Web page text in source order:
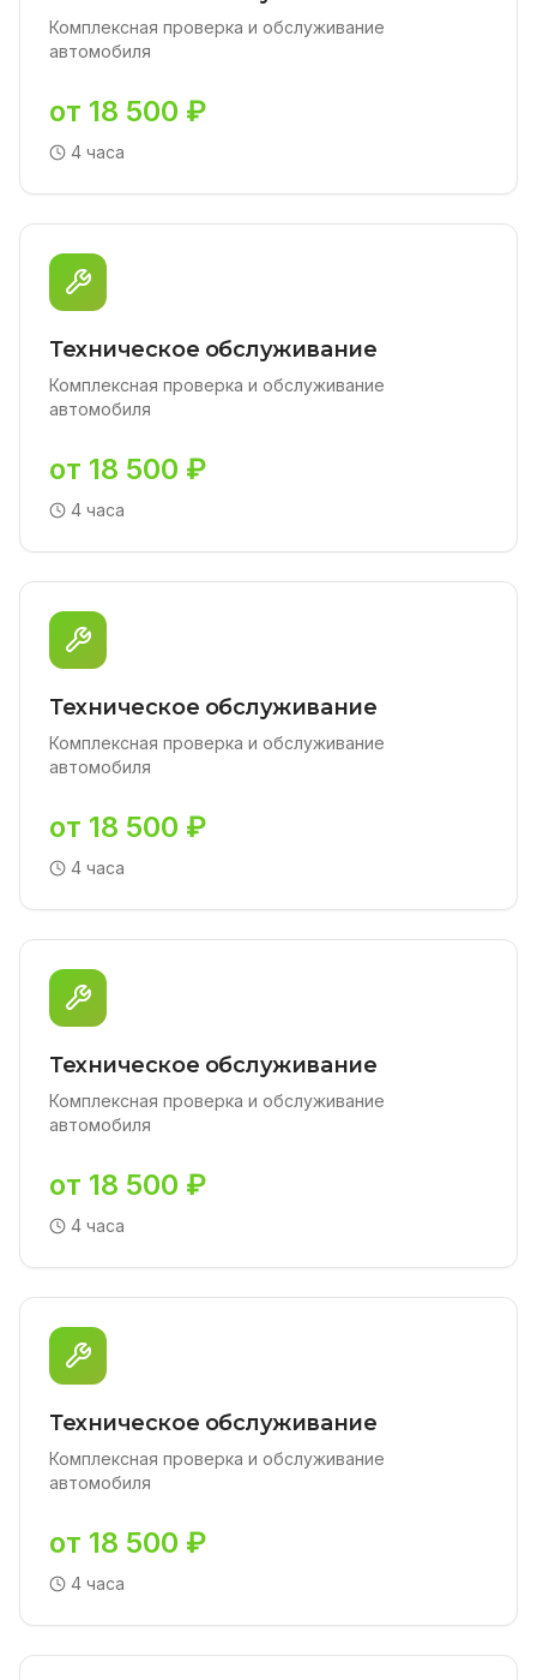
Комплексная проверка и обслуживание
автомобиля
от 18 500 ₽
4 часа
Техническое обслуживание
Комплексная проверка и обслуживание
автомобиля
от 18 500 ₽
4 часа
Техническое обслуживание
Комплексная проверка и обслуживание
автомобиля
от 18 500 ₽
4 часа
Техническое обслуживание
Комплексная проверка и обслуживание
автомобиля
от 18 500 ₽
4 часа
Техническое обслуживание
Комплексная проверка и обслуживание
автомобиля
от 18 500 ₽
4 часа